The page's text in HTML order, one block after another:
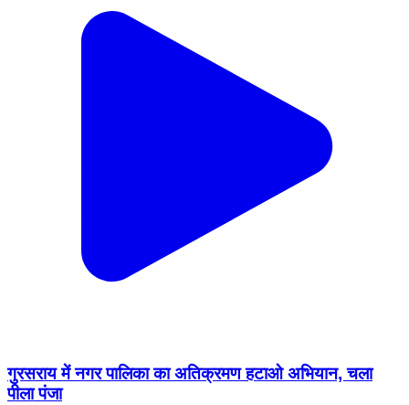
गुरसराय में नगर पालिका का अतिक्रमण हटाओ अभियान, चला
पीला पंजा